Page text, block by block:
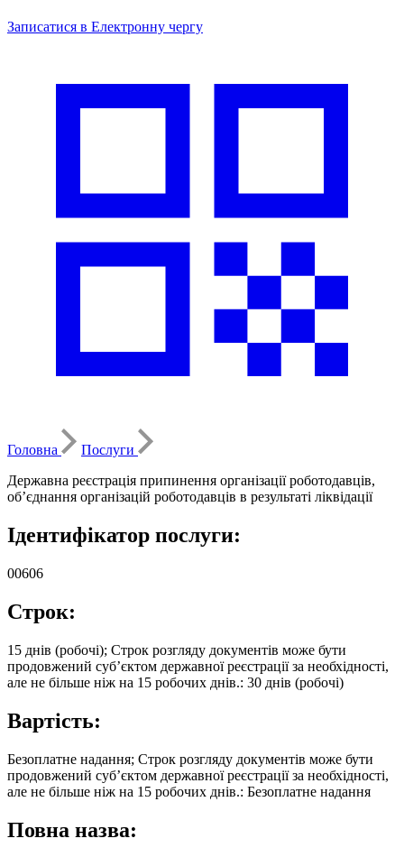
Записатися в Електронну чергу
Головна
Послуги
Державна реєстрація припинення організації роботодавців,
об’єднання організацій роботодавців в результаті ліквідації
Ідентифікатор послуги:
00606
Строк:
15 днів (робочі); Строк розгляду документів може бути
продовжений суб’єктом державної реєстрації за необхідності,
але не більше ніж на 15 робочих днів.: 30 днів (робочі)
Вартість:
Безоплатне надання; Строк розгляду документів може бути
продовжений суб’єктом державної реєстрації за необхідності,
але не більше ніж на 15 робочих днів.: Безоплатне надання
Повна назва: